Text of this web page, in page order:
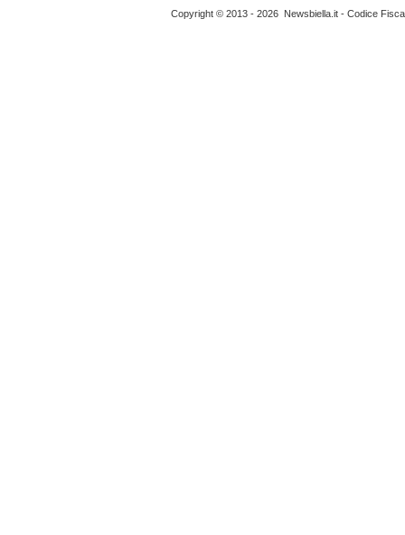
Copyright © 2013 - 2026 Newsbiella.it - Codice